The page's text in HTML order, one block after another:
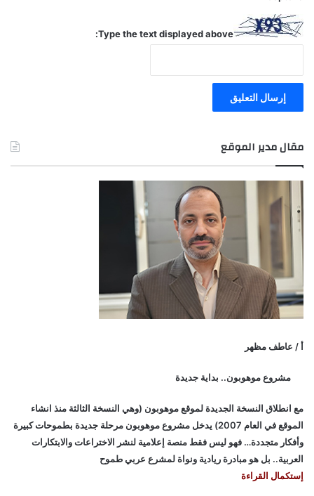
Type the text displayed above:
مقال مدير الموقع
أ / عاطف مظهر
مشروع موهوبون.. بداية جديدة
مع انطلاق النسخة الجديدة لموقع موهوبون (وهي النسخة الثالثة منذ انشاء
الموقع في العام 2007) يدخل مشروع موهوبون مرحلة جديدة بطموحات كبيرة
وأفكار متجددة… فهو ليس فقط منصة إعلامية لنشر الاختراعات والابتكارات
العربية.. بل هو مبادرة ريادية ونواة لمشرع عربي طموح
إستكمال القراءة